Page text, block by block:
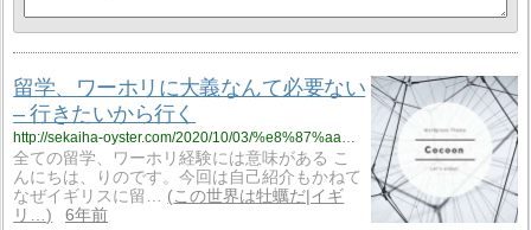
留学、ワーホリに大義なんて必要ない
– 行きたいから行く
http://sekaiha-oyster.com/2020/10/03/%e8%87%aa%e5%b7%b1%e7%b4%b9%e4%bb%8b/
全ての留学、ワーホリ経験には意味がある こ
んにちは、りのです。今回は自己紹介もかねて
なぜイギリスに留…
この世界は牡蠣だ|イギ
リ…
6年前